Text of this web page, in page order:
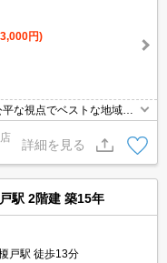
円)
な視点でベストな地域を
詳細を見る
駅 2階建 築15年
戸駅 徒歩13分